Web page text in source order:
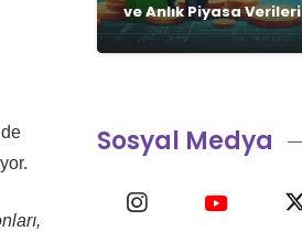
ve Anlık Piyasa Verileri
Sosyal Medya